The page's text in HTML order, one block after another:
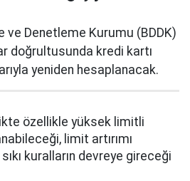
ve Denetleme Kurumu (BDDK)
doğrultusunda kredi kartı
yeniden hesaplanacak.
özellikle yüksek limitli
limit artırımı
kuralların devreye gireceği